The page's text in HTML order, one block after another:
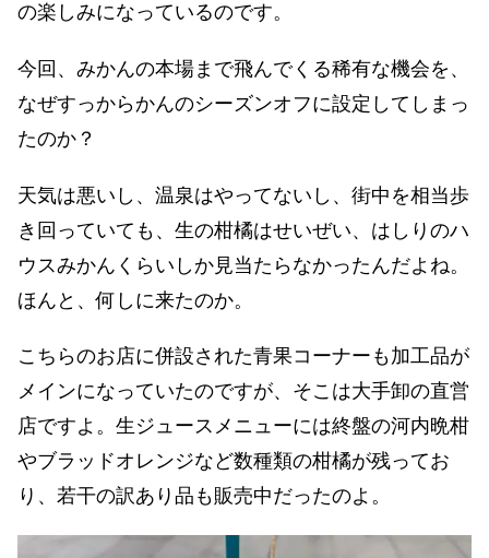
の楽しみになっているのです。
今回、みかんの本場まで飛んでくる稀有な機会を、
なぜすっからかんのシーズンオフに設定してしまっ
たのか？
天気は悪いし、温泉はやってないし、街中を相当歩
き回っていても、生の柑橘はせいぜい、はしりのハ
ウスみかんくらいしか見当たらなかったんだよね。
ほんと、何しに来たのか。
こちらのお店に併設された青果コーナーも加工品が
メインになっていたのですが、そこは大手卸の直営
店ですよ。生ジュースメニューには終盤の河内晩柑
やブラッドオレンジなど数種類の柑橘が残ってお
り、若干の訳あり品も販売中だったのよ。